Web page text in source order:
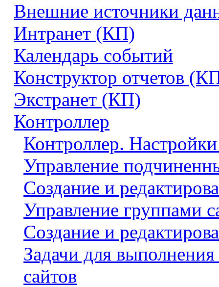
Внешние источники
Интранет (КП)
Календарь событий
Конструктор отчетов
Экстранет (КП)
Контроллер
Контроллер.
Управление
Создание и
Управление группами
Создание и
Задачи для
сайтов